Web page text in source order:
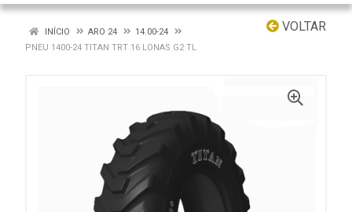
VOLTAR
INÍCIO ARO 24
14.00-24
PNEU 1400-24 TITAN TRT 16 LONAS G2 TL